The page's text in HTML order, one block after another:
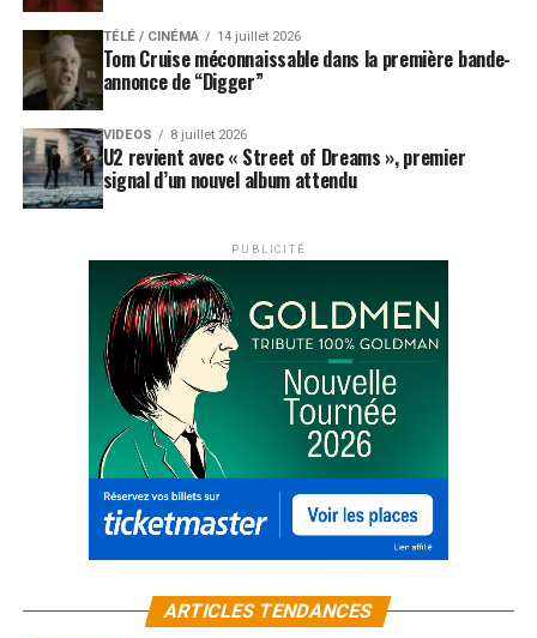
TÉLÉ / CINÉMA 14 juillet 2026
Tom Cruise méconnaissable dans la première bande-
annonce de “Digger”
VIDEOS 8 juillet 2026
U2 revient avec « Street of Dreams », premier
signal d’un nouvel album attendu
PUBLICITÉ
ARTICLES TENDANCES